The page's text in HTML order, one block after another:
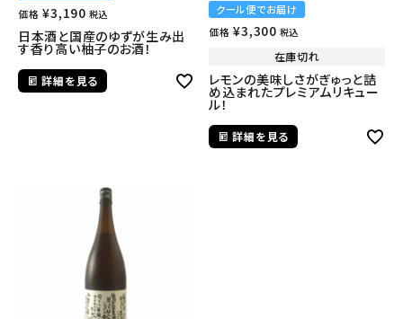
価格 ¥3,190 税込
日本酒と国産のゆずが生み出
す香り高い柚子のお酒！
詳細を見る
クール便でお届け
価格 ¥3,300 税込
在庫切れ
レモンの美味しさがぎゅっと詰
め込まれたプレミアムリキュー
ル！
詳細を見る